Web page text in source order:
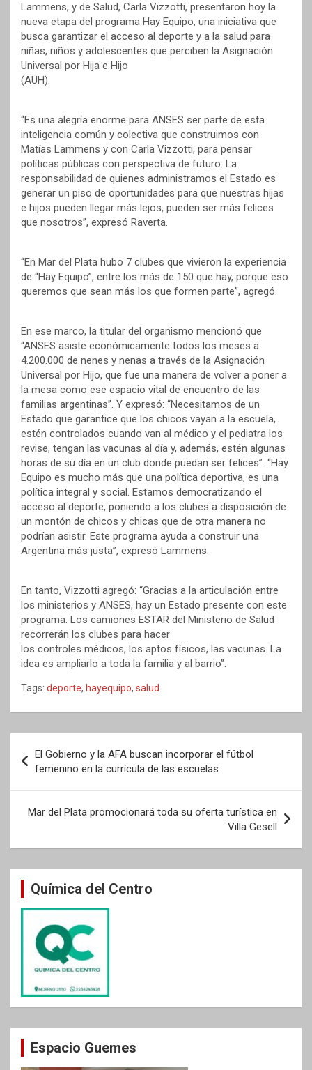
Lammens, y de Salud, Carla Vizzotti, presentaron hoy la
nueva etapa del programa Hay Equipo, una iniciativa que
busca garantizar el acceso al deporte y a la salud para
niñas, niños y adolescentes que perciben la Asignación
Universal por Hija e Hijo
(AUH).
“Es una alegría enorme para ANSES ser parte de esta
inteligencia común y colectiva que construimos con
Matías Lammens y con Carla Vizzotti, para pensar
políticas públicas con perspectiva de futuro. La
responsabilidad de quienes administramos el Estado es
generar un piso de oportunidades para que nuestras hijas
e hijos pueden llegar más lejos, pueden ser más felices
que nosotros”, expresó Raverta.
“En Mar del Plata hubo 7 clubes que vivieron la experiencia
de “Hay Equipo”, entre los más de 150 que hay, porque eso
queremos que sean más los que formen parte”, agregó.
En ese marco, la titular del organismo mencionó que
“ANSES asiste económicamente todos los meses a
4.200.000 de nenes y nenas a través de la Asignación
Universal por Hijo, que fue una manera de volver a poner a
la mesa como ese espacio vital de encuentro de las
familias argentinas”. Y expresó: “Necesitamos de un
Estado que garantice que los chicos vayan a la escuela,
estén controlados cuando van al médico y el pediatra los
revise, tengan las vacunas al día y, además, estén algunas
horas de su día en un club donde puedan ser felices”. “Hay
Equipo es mucho más que una política deportiva, es una
política integral y social. Estamos democratizando el
acceso al deporte, poniendo a los clubes a disposición de
un montón de chicos y chicas que de otra manera no
podrían asistir. Este programa ayuda a construir una
Argentina más justa”, expresó Lammens.
En tanto, Vizzotti agregó: “Gracias a la articulación entre
los ministerios y ANSES, hay un Estado presente con este
programa. Los camiones ESTAR del Ministerio de Salud
recorrerán los clubes para hacer
los controles médicos, los aptos físicos, las vacunas. La
idea es ampliarlo a toda la familia y al barrio”.
Tags: deporte, hayequipo, salud
de
entradas
El Gobierno y la AFA buscan incorporar el fútbol
femenino en la currícula de las escuelas
Mar del Plata promocionará toda su oferta turística en
Villa Gesell
Química del Centro
Espacio Guemes